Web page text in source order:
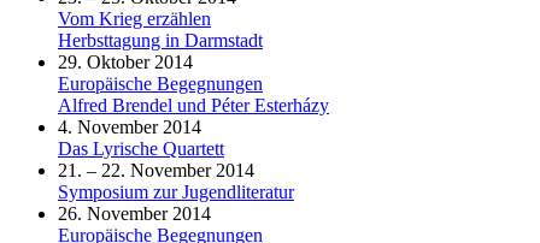
Vom Krieg erzählen
Herbsttagung in Darmstadt
29. Oktober 2014
Europäische Begegnungen
Alfred Brendel und Péter Esterházy
4. November 2014
Das Lyrische Quartett
21. – 22. November 2014
Symposium zur Jugendliteratur
26. November 2014
Europäische Begegnungen